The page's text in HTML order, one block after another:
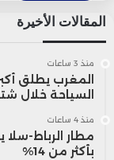
المقالات الأخيرة
منذ 3 ساعات
المغرب يطلق
السياحة خلال شتاء
منذ 4 ساعات
مطار الرباط-سلا
بأكثر من 14%